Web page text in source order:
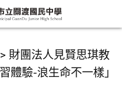
> 財團法人見賢思琪教
體驗-浪生命不一樣」